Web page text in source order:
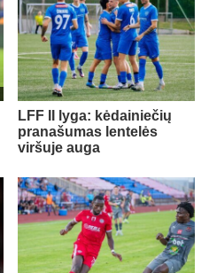
LFF II lyga: kėdainiečių
pranašumas lentelės
viršuje auga